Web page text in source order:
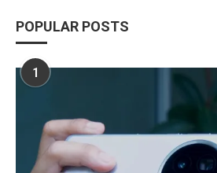
POPULAR POSTS
1